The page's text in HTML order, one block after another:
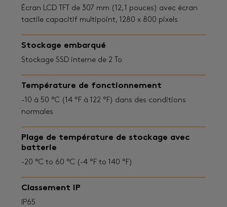
Écran LCD TFT de 307 mm (12,1 pouces) avec écran
tactile capacitif multipoint, 1280 x 800 pixels
Stockage embarqué
Stockage SSD interne de 2 To
Température de fonctionnement
-10 à 50 °C (14 °F à 122 °F) dans des conditions
normales
Plage de température de stockage avec
batterie
-20 °C to 60 °C (-4 °F to 140 °F)
Classement IP
IP65